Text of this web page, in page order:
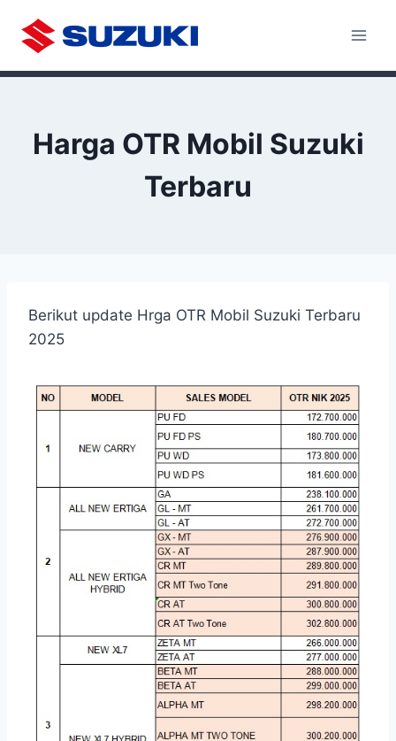
content
Harga OTR Mobil Suzuki
Terbaru
Berikut update Hrga OTR Mobil Suzuki Terbaru
2025